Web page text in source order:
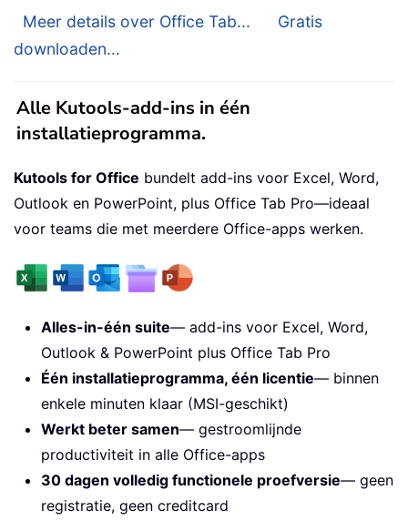
Meer details over Office Tab...
Gratis
downloaden...
Alle Kutools-add-ins in één
installatieprogramma.
Kutools for Office bundelt add-ins voor Excel, Word,
Outlook en PowerPoint, plus Office Tab Pro—ideaal
voor teams die met meerdere Office-apps werken.
Alles-in-één suite— add-ins voor Excel, Word,
Outlook & PowerPoint plus Office Tab Pro
Één installatieprogramma, één licentie— binnen
enkele minuten klaar (MSI-geschikt)
Werkt beter samen— gestroomlijnde
productiviteit in alle Office-apps
30 dagen volledig functionele proefversie— geen
registratie, geen creditcard